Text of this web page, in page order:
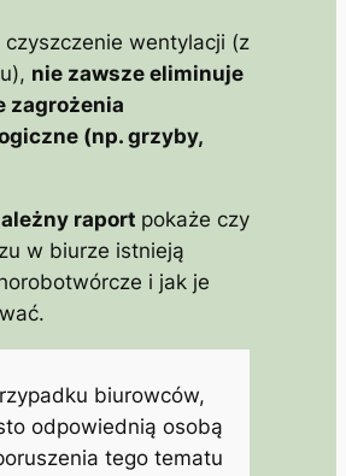
czyszczenie wentylacji (z
nie zawsze eliminuje
zagrożenia
(np. grzyby,
raport pokaże czy
w biurze istnieją
i jak je
biurowców,
odpowiednią osobą
tego tematu